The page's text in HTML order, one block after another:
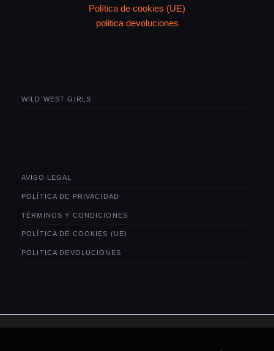
Política de cookies (UE)
politica devoluciones
WILD WEST GIRLS
AVISO LEGAL
POLÍTICA DE PRIVACIDAD
TÉRMINOS Y CONDICIONES
POLÍTICA DE COOKIES (UE)
POLITICA DEVOLUCIONES